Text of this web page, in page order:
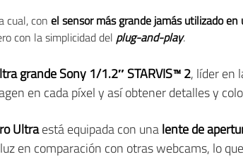
cual, con el sensor más grande jamás utilizado en
con la simplicidad del plug-and-play.
grande Sony 1/1.2″ STARVIS™ 2, líder en
en cada píxel y así obtener detalles y
Ultraestá equipada con unalente de
en comparación con otras webcams, lo